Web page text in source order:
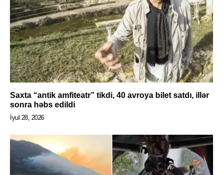
Saxta “antik amfiteatr” tikdi, 40 avroya bilet satdı, illər
sonra həbs edildi
İyul 28, 2026